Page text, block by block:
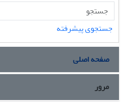
جستجوی پیشرفته
صفحه اصلی
مرور